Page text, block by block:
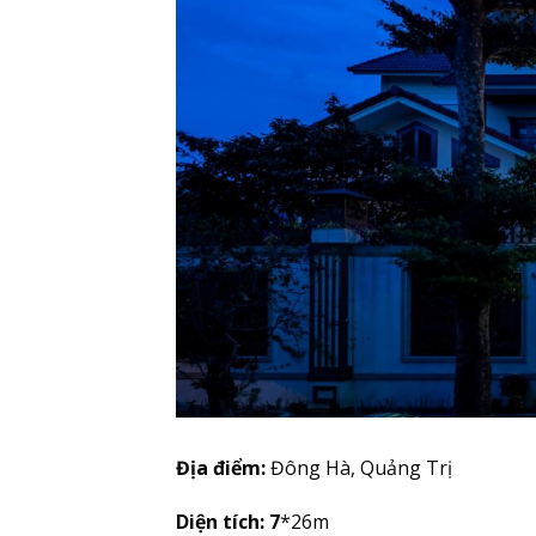
Địa điểm:Đông Hà, Quảng Trị
Diện tích: 7*26m